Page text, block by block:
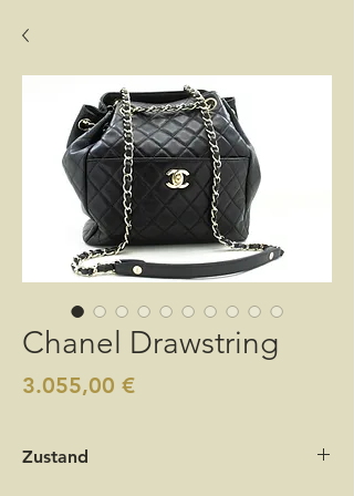
Chanel Drawstring
3.055,00 €Preis
Zustand